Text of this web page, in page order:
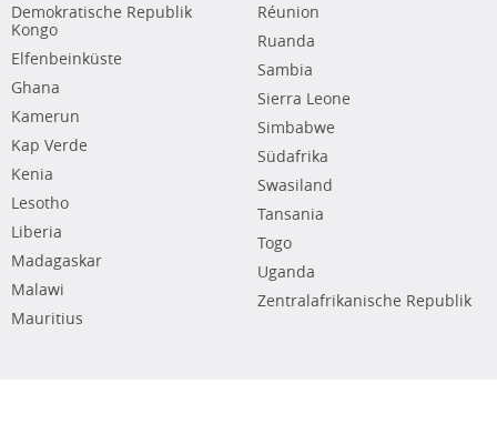
Demokratische Republik
Kongo
Elfenbeinküste
Ghana
Kamerun
Kap Verde
Kenia
Lesotho
Liberia
Madagaskar
Malawi
Mauritius
Réunion
Ruanda
Sambia
Sierra Leone
Simbabwe
Südafrika
Swasiland
Tansania
Togo
Uganda
Zentralafrikanische Republik